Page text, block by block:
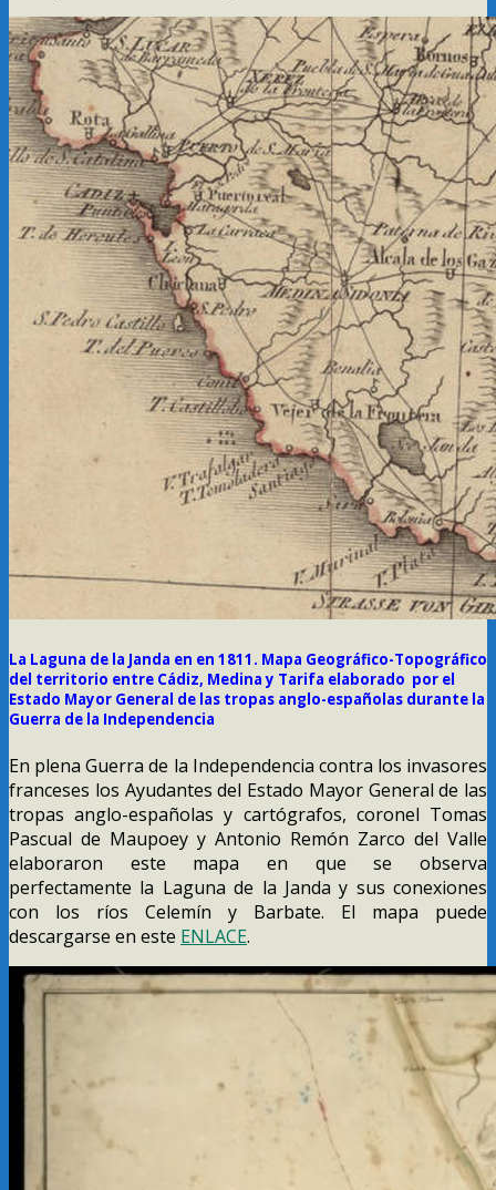
La Laguna de la Janda en en 1811. Mapa Geográfico-Topográfico
del territorio entre Cádiz, Medina y Tarifa elaborado por el
Estado Mayor General de las tropas anglo-españolas durante la
Guerra de la Independencia
En plena Guerra de la Independencia contra los invasores
franceses los Ayudantes del Estado Mayor General de las
tropas anglo-españolas y cartógrafos, coronel Tomas
Pascual de Maupoey y Antonio Remón Zarco del Valle
elaboraron este mapa en que se observa
perfectamente la Laguna de la Janda y sus conexiones
con los ríos Celemín y Barbate. El mapa puede
descargarse en este ENLACE.